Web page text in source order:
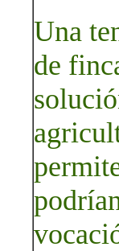
Una
de